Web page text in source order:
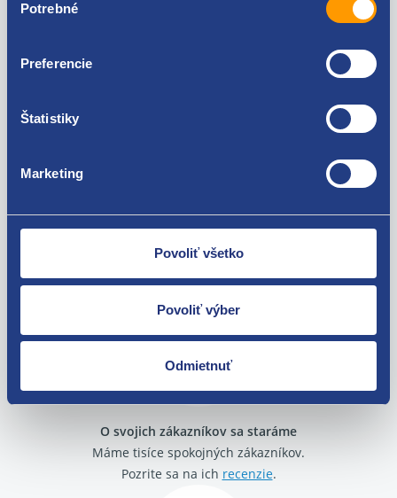
súhlasu
Potrebné
Preferencie
Štatistiky
Marketing
Povoliť všetko
Povoliť výber
Odmietnuť
Volkswagen Passat B6 2005 - 2010
Seat Toledo III 2004 - 2009
Nie ste spokojní? Vyriešime to!
zakúpenia. Alebo vám pošleme náhradu.
O svojich zákazníkov sa staráme
Máme tisíce spokojných zákazníkov.
Pozrite sa na ich recenzie.